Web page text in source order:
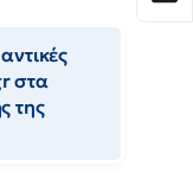
στα
της